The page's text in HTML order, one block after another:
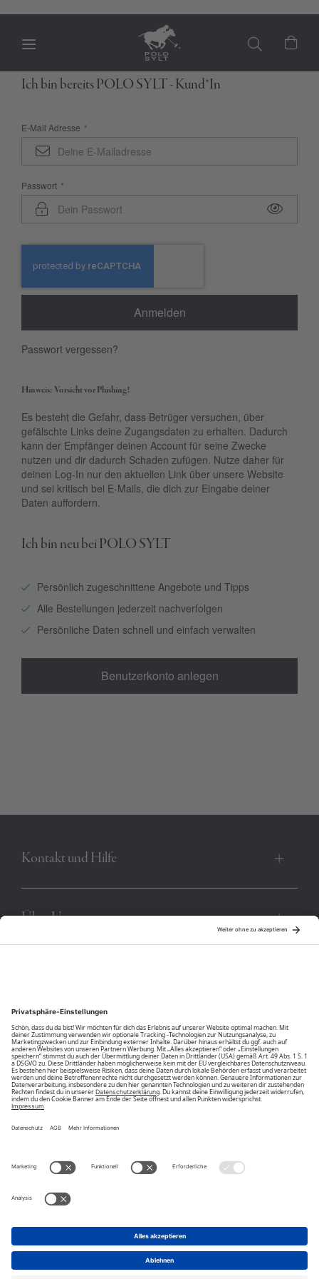
Ich bin bereits POLO SYLT - Kund*In
E-Mail Adresse
Passwort
Anmelden
Passwort vergessen?
Hinweis: Vorsicht vor Phishing!
Es besteht die Gefahr, dass Betrüger versuchen, über
gefälschte Links deine Zugangsdaten zu erhalten. Dadurch
kann der Empfänger deinen Account für seine Zwecke
nutzen und dir dadurch Schaden zufügen. Nutze daher für
deinen Log-In nur den aktuellen Link über unsere Website
und sei kritisch bei E-Mails, die dich zur Eingabe deiner
Daten auffordern.
Ich bin neu bei POLO SYLT
Persönlich zugeschnittene Angebote und Tipps
Alle Bestellungen jederzeit nachverfolgen
Persönliche Daten schnell und einfach verwalten
Benutzerkonto anlegen
Kontakt und Hilfe
Über Uns
Unsere Vorteile
Unsere Partner
Bestellwiderruf